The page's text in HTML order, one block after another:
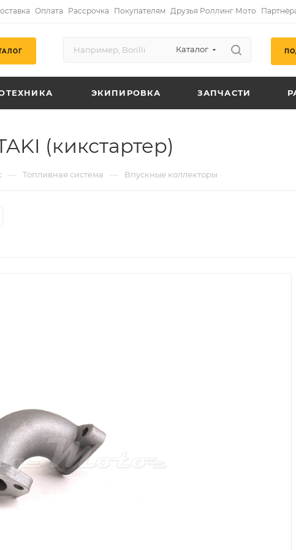
Оплата Рассрочка Покупателям Друзья Роллинг Мото
Каталог
ЭКИПИРОВКА ЗАПЧАСТИ
(кикстартер)
— Топливная система — Впускные коллекторы